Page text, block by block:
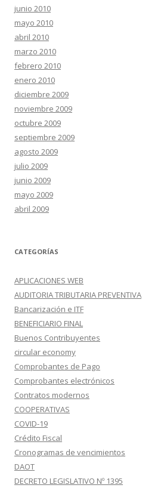
junio 2010
mayo 2010
abril 2010
marzo 2010
febrero 2010
enero 2010
diciembre 2009
noviembre 2009
octubre 2009
septiembre 2009
agosto 2009
julio 2009
junio 2009
mayo 2009
abril 2009
CATEGORÍAS
APLICACIONES WEB
AUDITORIA TRIBUTARIA PREVENTIVA
Bancarización e ITF
BENEFICIARIO FINAL
Buenos Contribuyentes
circular economy
Comprobantes de Pago
Comprobantes electrónicos
Contratos modernos
COOPERATIVAS
COVID-19
Crédito Fiscal
Cronogramas de vencimientos
DAOT
DECRETO LEGISLATIVO Nº 1395